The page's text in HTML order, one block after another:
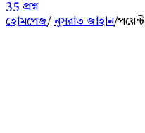
35 প্রশ্ন
হোমপেজ/ নুসরাত জাহান/পয়েন্ট